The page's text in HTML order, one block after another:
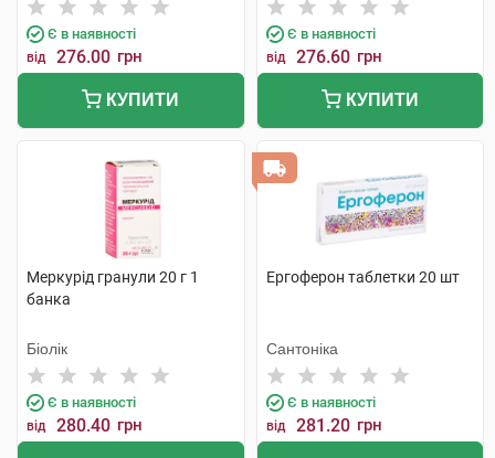
Є в наявності
від 276.00 грн
КУПИТИ
Є в наявності
від 276.60 грн
КУПИТИ
Меркурід гранули 20 г 1
банка
Біолік
Є в наявності
від 280.40 грн
Ергоферон таблетки 20 шт
Сантоніка
Є в наявності
від 281.20 грн